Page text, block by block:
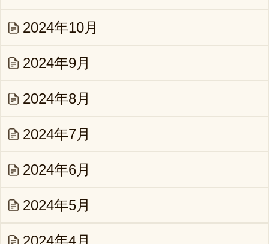
2024年10月
2024年9月
2024年8月
2024年7月
2024年6月
2024年5月
2024年4月